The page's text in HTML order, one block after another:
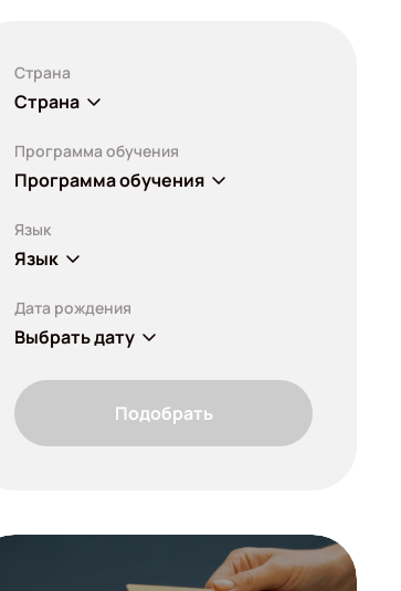
Страна
Страна
Программа обучения
Программа обучения
Язык
Язык
Дата рождения
Выбрать дату
Подобрать